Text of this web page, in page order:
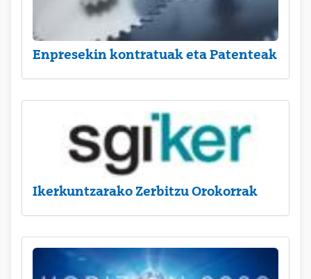
Enpresekin kontratuak eta Patenteak
Ikerkuntzarako Zerbitzu Orokorrak